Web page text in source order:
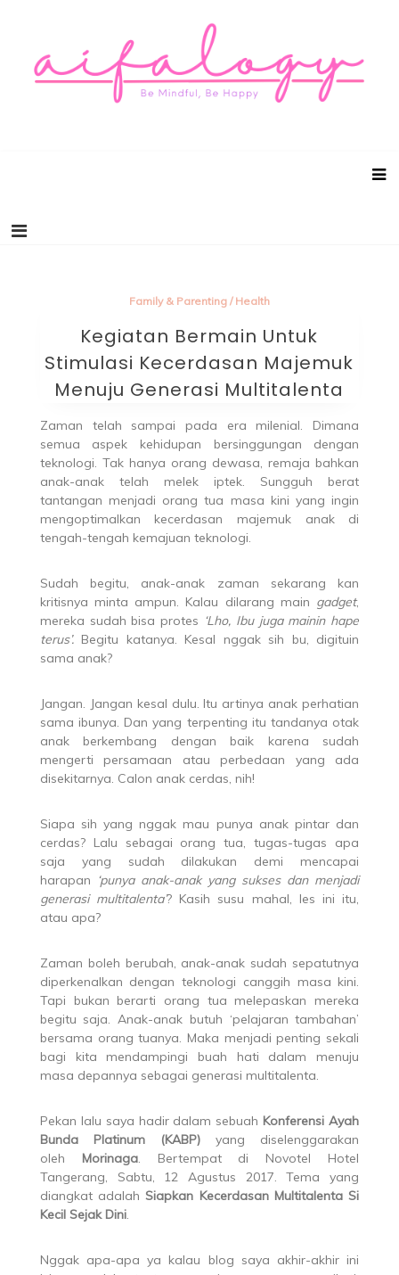
Family & Parenting/ Health
Kegiatan Bermain Untuk
Stimulasi Kecerdasan Majemuk
Menuju Generasi Multitalenta
Zaman telah sampai pada era milenial. Dimana
semua aspek kehidupan bersinggungan dengan
teknologi. Tak hanya orang dewasa, remaja bahkan
anak-anak telah melek iptek. Sungguh berat
tantangan menjadi orang tua masa kini yang ingin
mengoptimalkan kecerdasan majemuk anak di
tengah-tengah kemajuan teknologi.
Sudah begitu, anak-anak zaman sekarang kan
kritisnya minta ampun. Kalau dilarang main gadget,
mereka sudah bisa protes ‘Lho, Ibu juga mainin hape
terus’.Begitu katanya. Kesal nggak sih bu, digituin
sama anak?
Jangan. Jangan kesal dulu. Itu artinya anak perhatian
sama ibunya. Dan yang terpenting itu tandanya otak
anak berkembang dengan baik karena sudah
mengerti persamaan atau perbedaan yang ada
disekitarnya. Calon anak cerdas, nih!
Siapa sih yang nggak mau punya anak pintar dan
cerdas? Lalu sebagai orang tua, tugas-tugas apa
saja yang sudah dilakukan demi mencapai
harapan ‘punya anak-anak yang sukses dan menjadi
generasi multitalenta’? Kasih susu mahal, les ini itu,
atau apa?
Zaman boleh berubah, anak-anak sudah sepatutnya
diperkenalkan dengan teknologi canggih masa kini.
Tapi bukan berarti orang tua melepaskan mereka
begitu saja. Anak-anak butuh ‘pelajaran tambahan’
bersama orang tuanya. Maka menjadi penting sekali
bagi kita mendampingi buah hati dalam menuju
masa depannya sebagai generasi multitalenta.
Pekan lalu saya hadir dalam sebuah Konferensi Ayah
Bunda Platinum
(KABP) yang diselenggarakan
oleh Morinaga. Bertempat di Novotel Hotel
Tangerang, Sabtu, 12 Agustus 2017. Tema yang
diangkat adalahSiapkan Kecerdasan Multitalenta Si
Kecil Sejak Dini.
Nggak apa-apa ya kalau blog saya akhir-akhir ini